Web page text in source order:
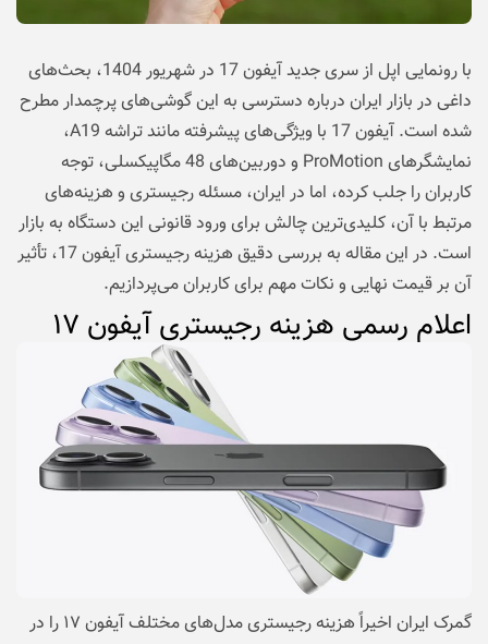
با رونمایی اپل از سری جدید آیفون 17 در شهریور 1404، بحث‌های
داغی در بازار ایران درباره دسترسی به این گوشی‌های پرچمدار مطرح
شده است. آیفون 17 با ویژگی‌های پیشرفته مانند تراشه A19،
نمایشگرهای ProMotion و دوربین‌های 48 مگاپیکسلی، توجه
کاربران را جلب کرده، اما در ایران، مسئله رجیستری و هزینه‌های
مرتبط با آن، کلیدی‌ترین چالش برای ورود قانونی این دستگاه به بازار
است. در این مقاله به بررسی دقیق هزینه رجیستری آیفون 17، تأثیر
آن بر قیمت نهایی و نکات مهم برای کاربران می‌پردازیم.
اعلام رسمی هزینه رجیستری آیفون ۱۷
گمرک ایران اخیراً هزینه رجیستری مدل‌های مختلف آیفون ۱۷ را در